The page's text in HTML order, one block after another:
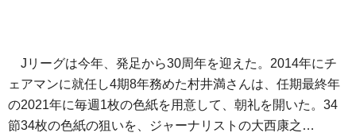
Jリーグは今年、発足から30周年を迎えた。2014年にチ
ェアマンに就任し4期8年務めた村井満さんは、任期最終年
の2021年に毎週1枚の色紙を用意して、朝礼を開いた。34
節34枚の色紙の狙いを、ジャーナリストの大西康之…